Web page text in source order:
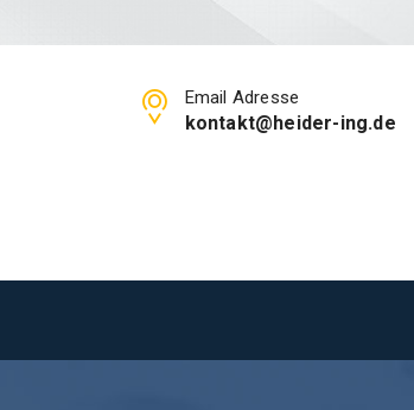
Email Adresse
kontakt@heider-ing.de